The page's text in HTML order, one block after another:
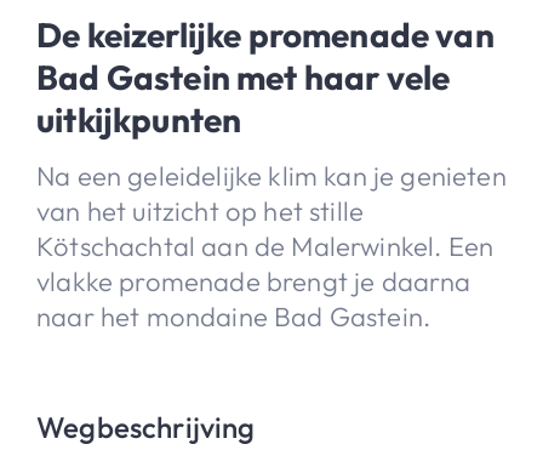
De keizerlijke promenade van
Bad Gastein met haar vele
uitkijkpunten
Na een geleidelijke klim kan je genieten
van het uitzicht op het stille
Kötschachtal aan de Malerwinkel. Een
vlakke promenade brengt je daarna
naar het mondaine Bad Gastein.
Wegbeschrijving